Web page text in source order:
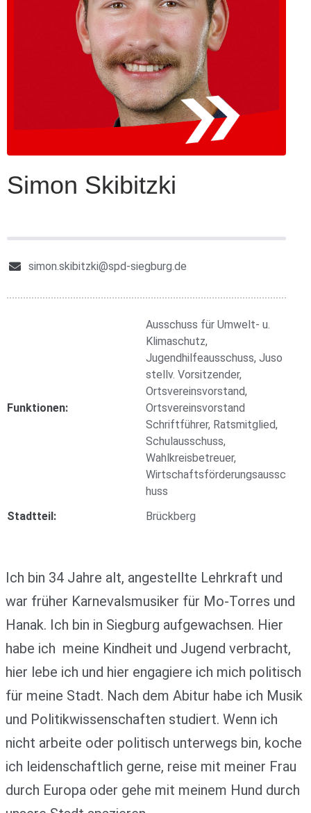
Simon Skibitzki
simon.skibitzki@spd-siegburg.de
Funktionen:
Ausschuss für Umwelt- u.
Klimaschutz,
Jugendhilfeausschuss, Juso
stellv. Vorsitzender,
Ortsvereinsvorstand,
Ortsvereinsvorstand
Schriftführer, Ratsmitglied,
Schulausschuss,
Wahlkreisbetreuer,
Wirtschaftsförderungsaussc
huss
Stadtteil:
Brückberg
Ich bin 34 Jahre alt, angestellte Lehrkraft und
war früher Karnevalsmusiker für Mo-Torres und
Hanak. Ich bin in Siegburg aufgewachsen. Hier
habe ich meine Kindheit und Jugend verbracht,
hier lebe ich und hier engagiere ich mich politisch
für meine Stadt. Nach dem Abitur habe ich Musik
und Politikwissenschaften studiert. Wenn ich
nicht arbeite oder politisch unterwegs bin, koche
ich leidenschaftlich gerne, reise mit meiner Frau
durch Europa oder gehe mit meinem Hund durch